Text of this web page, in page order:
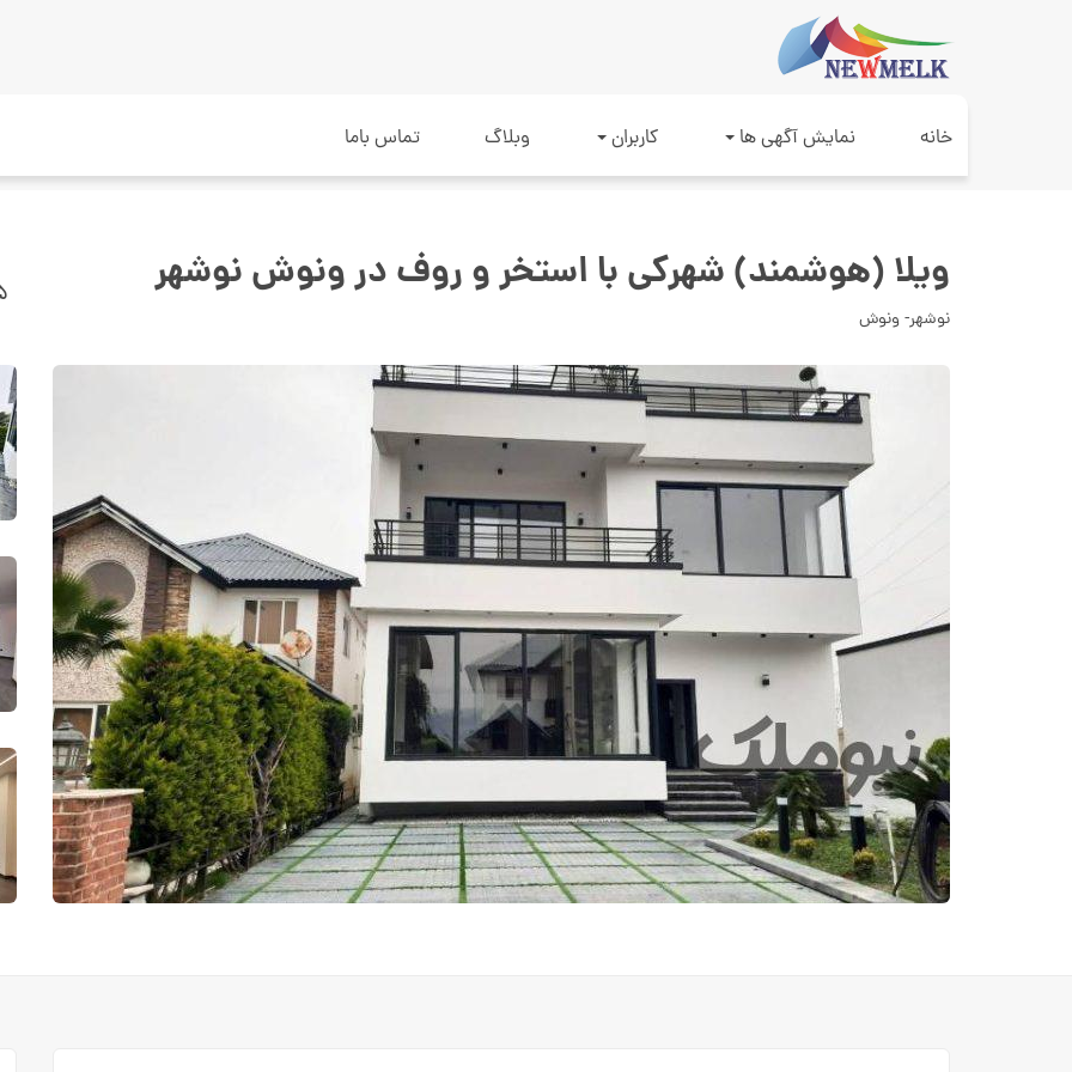
خانه نمایش آگهی ها کاربران وبلاگ تماس باما
ویلا (هوشمند) شهرکی با استخر و روف در ونوش نوشهر
نوشهر- ونوش